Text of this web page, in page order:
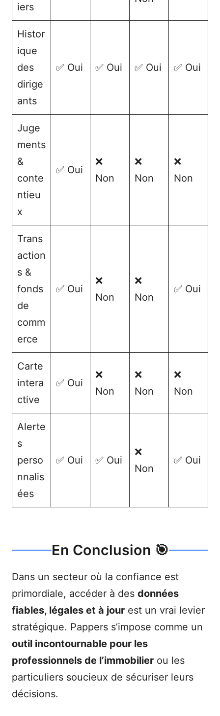
iers
Histor
ique
des
dirige
ants
✅ Oui ✅ Oui ✅ Oui ✅ Oui
Juge
ments
&
conte
ntieu
x
✅ Oui
❌
Non
❌
Non
❌
Non
Trans
action
s &
fonds
de
comm
erce
✅ Oui
❌
Non
❌
Non
✅ Oui
Carte
intera
ctive
✅ Oui
❌
Non
❌
Non
❌
Non
Alerte
s
perso
nnalis
ées
✅ Oui ✅ Oui
❌
Non
✅ Oui
En Conclusion 🎯
Dans un secteur où la confiance est
primordiale, accéder à des données
fiables, légales et à jour est un vrai levier
stratégique. Pappers s’impose comme un
outil incontournable pour les
professionnels de l’immobilier ou les
particuliers soucieux de sécuriser leurs
décisions.